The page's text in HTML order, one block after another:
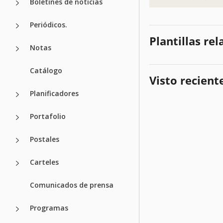
Periódicos.
Notas
Catálogo
Planificadores
Portafolio
Postales
Carteles
Comunicados de prensa
Programas
Plantillas
Visto